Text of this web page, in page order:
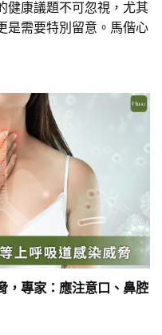
健康議題不可忽視，尤其
是需要特別留意。馬偕心
，專家：應注意口、鼻腔